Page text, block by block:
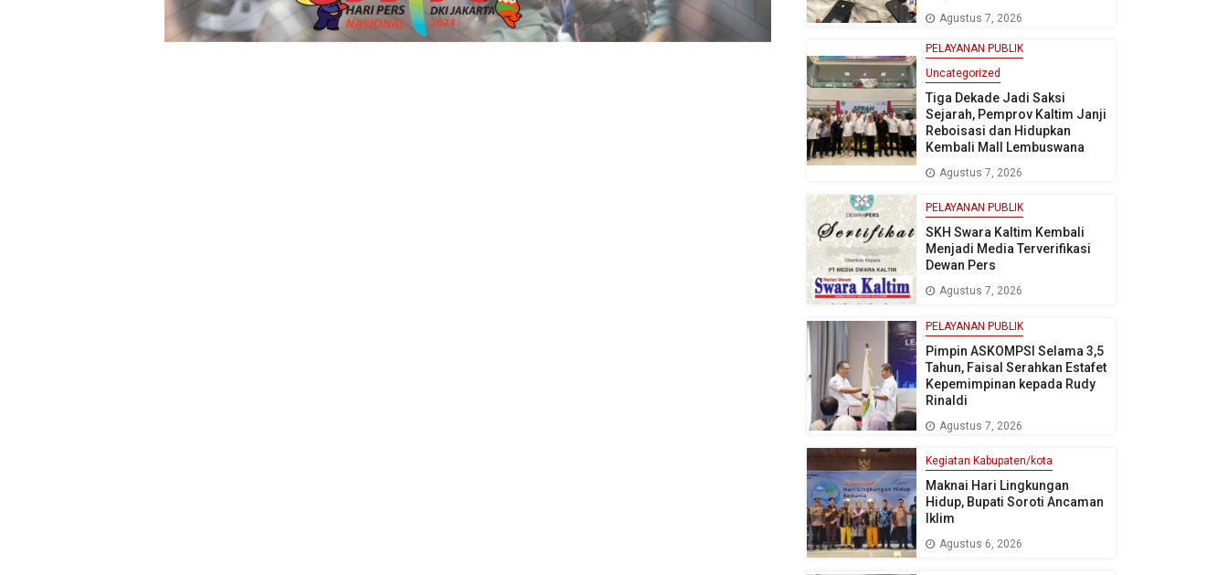
Agustus 7, 2026
PELAYANAN PUBLIK
Uncategorized
Tiga Dekade Jadi Saksi
Sejarah, Pemprov Kaltim Janji
Reboisasi dan Hidupkan
Kembali Mall Lembuswana
Agustus 7, 2026
PELAYANAN PUBLIK
SKH Swara Kaltim Kembali
Menjadi Media Terverifikasi
Dewan Pers
Agustus 7, 2026
PELAYANAN PUBLIK
Pimpin ASKOMPSI Selama 3,5
Tahun, Faisal Serahkan Estafet
Kepemimpinan kepada Rudy
Rinaldi
Agustus 7, 2026
Kegiatan Kabupaten/kota
Maknai Hari Lingkungan
Hidup, Bupati Soroti Ancaman
Iklim
Agustus 6, 2026